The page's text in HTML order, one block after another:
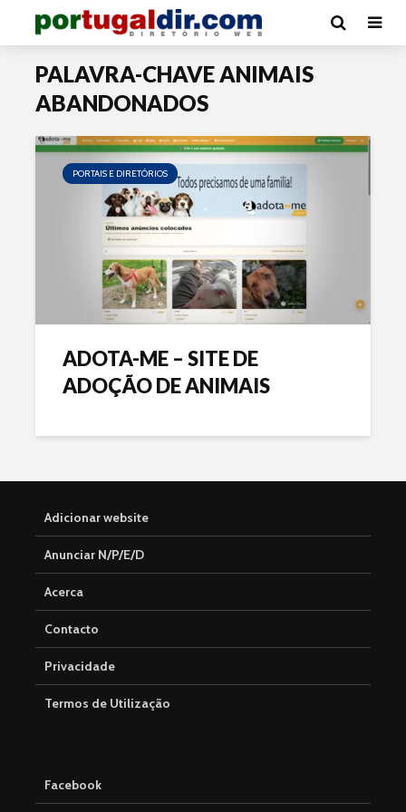
PALAVRA-CHAVE ANIMAIS
ABANDONADOS
PORTAIS E DIRETÓRIOS
ADOTA-ME – SITE DE
ADOÇÃO DE ANIMAIS
Adicionar website
Anunciar N/P/E/D
Acerca
Contacto
Privacidade
Termos de Utilização
Facebook